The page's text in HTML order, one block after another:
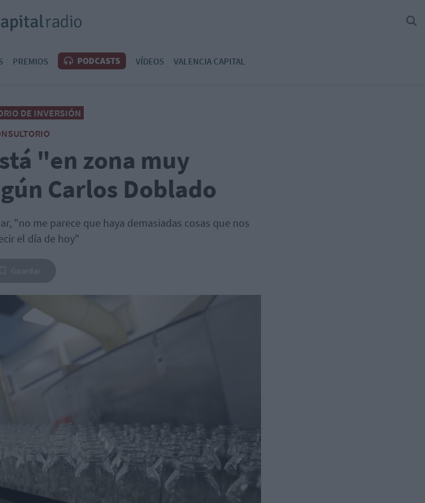
PREMIOS PODCASTS VÍDEOS VALENCIA CAPITAL
DE INVERSIÓN
"en zona muy
Carlos Doblado
"no me parece que haya demasiadas cosas que nos
el día de hoy"